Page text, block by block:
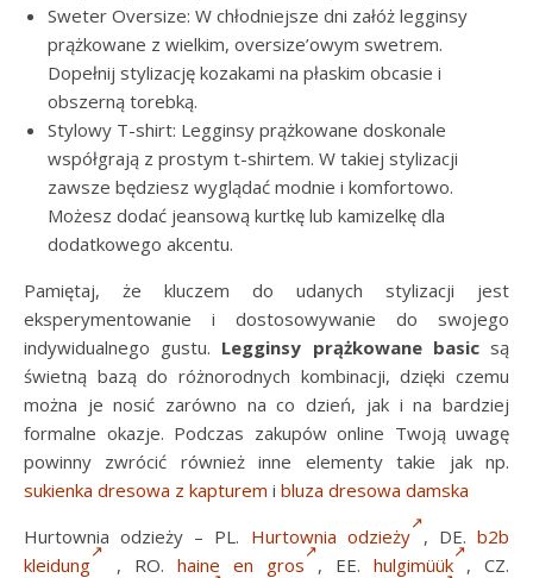
Sweter Oversize: W chłodniejsze dni załóż legginsy
prążkowane z wielkim, oversize’owym swetrem.
Dopełnij stylizację kozakami na płaskim obcasie i
obszerną torebką.
Stylowy T-shirt: Legginsy prążkowane doskonale
współgrają z prostym t-shirtem. W takiej stylizacji
zawsze będziesz wyglądać modnie i komfortowo.
Możesz dodać jeansową kurtkę lub kamizelkę dla
dodatkowego akcentu.
Pamiętaj, że kluczem do udanych stylizacji jest
eksperymentowanie i dostosowywanie do swojego
indywidualnego gustu. Legginsy prążkowane basicsą
świetną bazą do różnorodnych kombinacji, dzięki czemu
można je nosić zarówno na co dzień, jak i na bardziej
formalne okazje. Podczas zakupów online Twoją uwagę
powinny zwrócić również inne elementy takie jak np.
sukienka dresowa z kapturem i bluza dresowa damska
Hurtownia odzieży – PL. Hurtownia odzieży , DE.b2b
kleidung
, RO. haine en gros , EE. hulgimüük , CZ.